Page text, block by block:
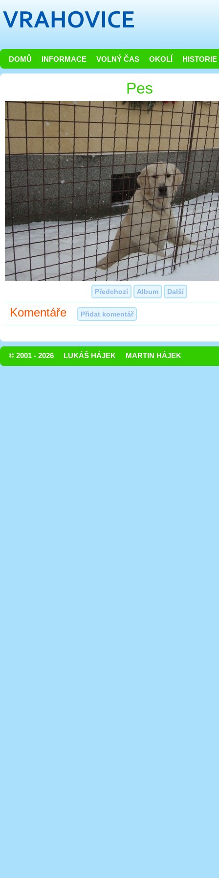
DOMŮ INFORMACE VOLNÝ ČAS OKOLÍ HISTORIE
Pes
Předchozí Album Další
Komentáře Přidat komentář
© 2001 - 2026 LUKÁŠ HÁJEK MARTIN HÁJEK